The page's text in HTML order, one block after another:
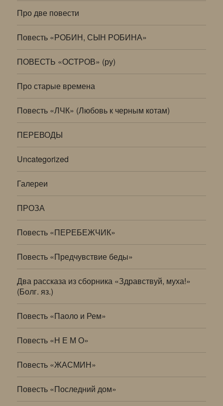
Про две повести
Повесть «РОБИН, СЫН РОБИНА»
ПОВЕСТЬ «ОСТРОВ» (ру)
Про старые времена
Повесть «ЛЧК» (Любовь к черным котам)
ПЕРЕВОДЫ
Uncategorized
Галереи
ПРОЗА
Повесть «ПЕРЕБЕЖЧИК»
Повесть «Предчувствие беды»
Два рассказа из сборника «Здравствуй, муха!»
(Болг. яз.)
Повесть «Паоло и Рем»
Повесть «Н Е М О»
Повесть «ЖАСМИН»
Повесть «Последний дом»